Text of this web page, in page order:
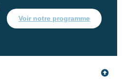
Voir notre programme